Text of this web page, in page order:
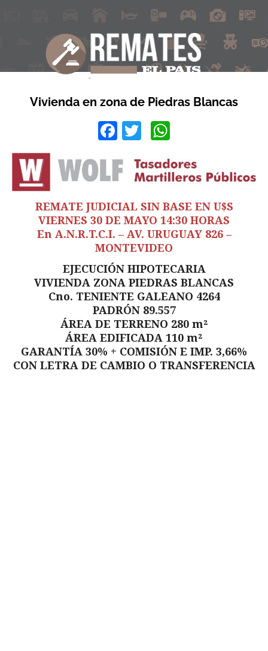
Vivienda en zona de Piedras Blancas
Facebook
Twitter
REMATE JUDICIAL SIN BASE EN U$S
VIERNES 30 DE MAYO 14:30 HORAS
En A.N.R.T.C.I. – AV. URUGUAY 826 –
MONTEVIDEO
EJECUCIÓN HIPOTECARIA
VIVIENDA ZONA PIEDRAS BLANCAS
Cno. TENIENTE GALEANO 4264
PADRÓN 89.557
ÁREA DE TERRENO 280 m²
ÁREA EDIFICADA 110 m²
GARANTÍA 30% + COMISIÓN E IMP. 3,66%
CON LETRA DE CAMBIO O TRANSFERENCIA